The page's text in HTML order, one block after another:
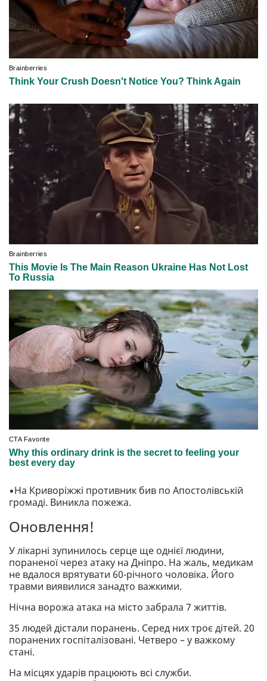
▪️На Криворіжжі противник бив по Апостолівській
громаді. Виникла пожежа.
Оновлення!
У лікарні зупинилось серце ще однієї людини,
пораненої через атаку на Дніпро. На жаль, медикам
не вдалося врятувати 60-річного чоловіка. Його
травми виявилися занадто важкими.
Нічна ворожа атака на місто забрала 7 життів.
35 людей дістали поранень. Серед них троє дітей. 20
поранених госпіталізовані. Четверо – у важкому
стані.
На місцях ударів працюють всі служби.